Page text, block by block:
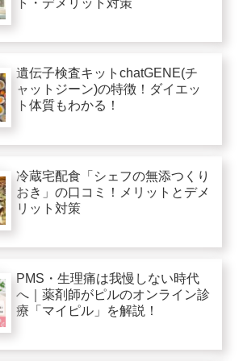
ト・デメリット対策
遺伝子検査キットchatGENE(チ
ャットジーン)の特徴！ダイエッ
ト体質もわかる！
冷蔵宅配食「シェフの無添つくり
おき」の口コミ！メリットとデメ
リット対策
PMS・生理痛は我慢しない時代
へ｜薬剤師がピルのオンライン診
療「マイピル」を解説！